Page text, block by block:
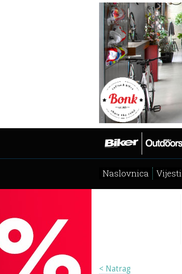
Naslovnica Vijesti
< Natrag